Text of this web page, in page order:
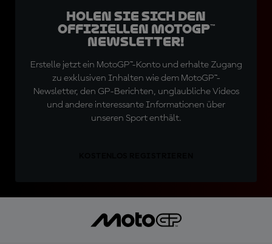
Holen Sie sich den
offiziellen MotoGP™
Newsletter!
Erstelle jetzt ein MotoGP™-Konto und erhalte Zugang
zu exklusiven Inhalten wie dem MotoGP™-
Newsletter, den GP-Berichten, unglaubliche Videos
und andere interessante Informationen über
unseren Sport enthält.